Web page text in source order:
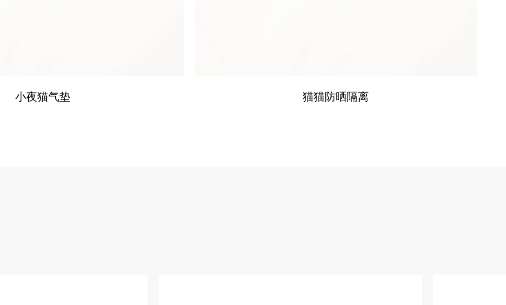
小夜猫气垫 猫猫防晒隔离